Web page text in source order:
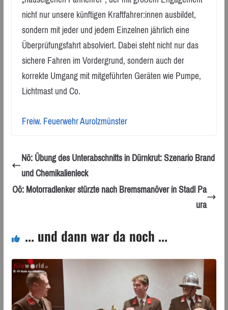
nicht nur unsere künftigen Kraftfahrer:innen ausbildet,
sondern mit jeder und jedem Einzelnen jährlich eine
Überprüfungsfahrt absolviert. Dabei steht nicht nur das
sichere Fahren im Vordergrund, sondern auch der
korrekte Umgang mit mitgeführten Geräten wie Pumpe,
Lichtmast und Co.
Freiw. Feuerwehr Aurolzmünster
Nö: Übung des Unterabschnitts in Dürnkrut: Szenario Brand
und Chemikalienleck
Oö: Motorradlenker stürzte nach Bremsmanöver in Stadl Pa
ura
... und dann war da noch ...